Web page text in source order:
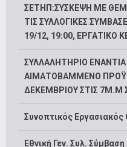
ΣΕΤΗΠ:ΣΥΣΚΕΨΗ ΜΕ
ΤΙΣ ΣΥΛΛΟΓΙΚΕΣ
19/12, 19:00, ΕΡΓΑΤΙΚΟ
ΣΥΛΛΑΛΗΤΗΡΙΟ
ΑΙΜΑΤΟΒΑΜΜΕΝΟ
ΔΕΚΕΜΒΡΙΟΥ ΣΤΙΣ 7Μ.Μ
Συνοπτικός
Εθνική Γεν. Συλ.